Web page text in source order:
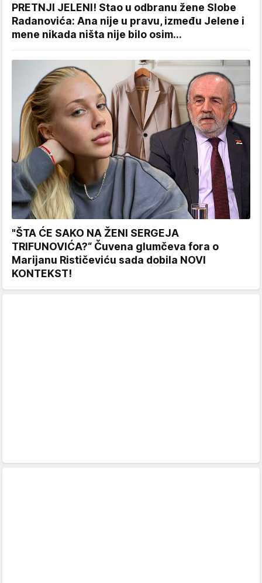
PRETNJI JELENI! Stao u odbranu žene Slobe
Radanovića: Ana nije u pravu, između Jelene i
mene nikada ništa nije bilo osim...
"ŠTA ĆE SAKO NA ŽENI SERGEJA
TRIFUNOVIĆA?“ Čuvena glumčeva fora o
Marijanu Rističeviću sada dobila NOVI
KONTEKST!